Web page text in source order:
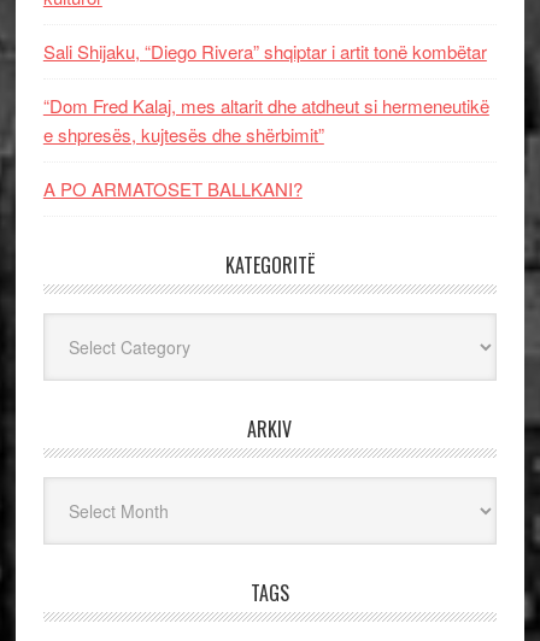
Sali Shijaku, “Diego Rivera” shqiptar i artit tonë kombëtar
“Dom Fred Kalaj, mes altarit dhe atdheut si hermeneutikë
e shpresës, kujtesës dhe shërbimit”
A PO ARMATOSET BALLKANI?
KATEGORITË
ARKIV
TAGS